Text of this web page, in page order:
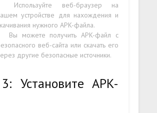
Используйте веб-браузер на
устройстве для нахождения и
нужного APK-файла.
Вы можете получить APK-файл с
веб-сайта или скачать его
другие безопасные источники.
Установите APK-